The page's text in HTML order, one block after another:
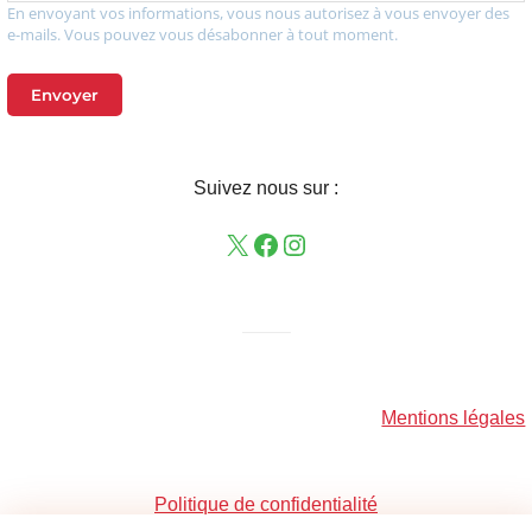
En envoyant vos informations, vous nous autorisez à vous envoyer des
e-mails. Vous pouvez vous désabonner à tout moment.
Envoyer
Suivez nous sur :
Mentions légales
Politique de confidentialité